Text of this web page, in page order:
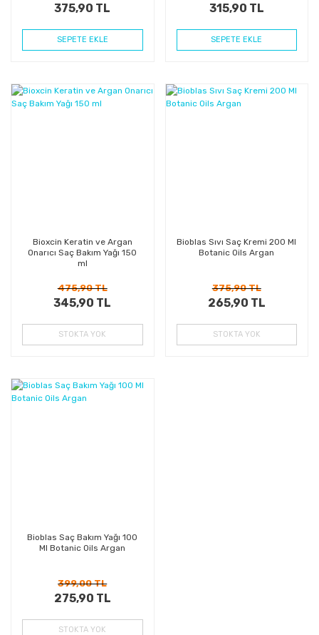
375,90 TL
SEPETE EKLE
315,90 TL
SEPETE EKLE
Bioxcin Keratin ve Argan
Onarıcı Saç Bakım Yağı 150
ml
475,90 TL
345,90 TL
STOKTA YOK
Bioblas Sıvı Saç Kremi 200 Ml
Botanic Oils Argan
375,90 TL
265,90 TL
STOKTA YOK
Bioblas Saç Bakım Yağı 100
Ml Botanic Oils Argan
399,00 TL
275,90 TL
STOKTA YOK